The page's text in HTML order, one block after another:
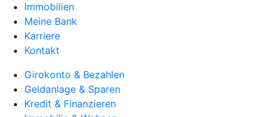
Immobilien
Meine Bank
Karriere
Kontakt
Girokonto & Bezahlen
Geldanlage & Sparen
Kredit & Finanzieren